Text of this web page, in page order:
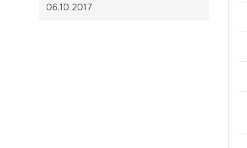
06.10.2017